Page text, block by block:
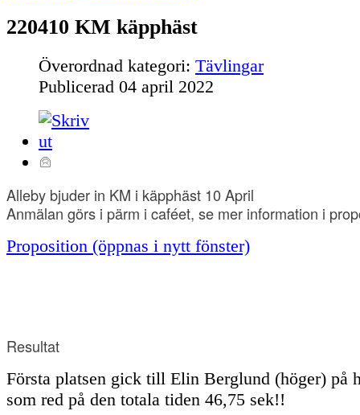
220410 KM käpphäst
Överordnad kategori: Tävlingar
Publicerad 04 april 2022
Alleby bjuder in KM i käpphäst 10 April
Anmälan görs i pärm i caféet, se mer information i
Proposition (öppnas i nytt fönster)
Resultat
Första platsen gick till Elin Berglund (höger) på
som red på den totala tiden 46,75 sek!!